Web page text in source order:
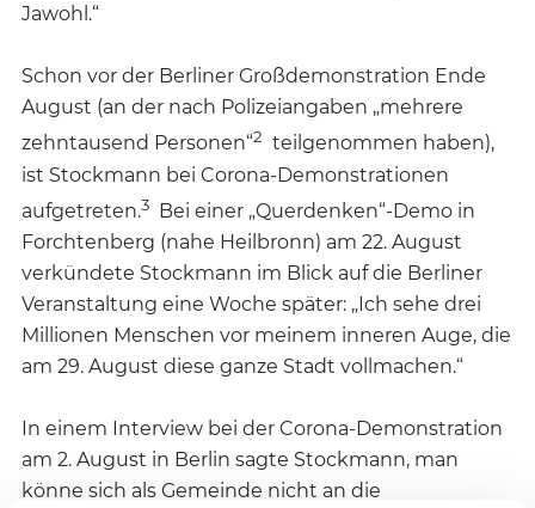
Jawohl.“
Schon vor der Berliner Großdemonstration Ende
August (an der nach Polizeiangaben „mehrere
zehntausend Personen“2 teilgenommen haben),
ist Stockmann bei Corona-Demonstrationen
aufgetreten.3 Bei einer „Querdenken“-Demo in
Forchtenberg (nahe Heilbronn) am 22. August
verkündete Stockmann im Blick auf die Berliner
Veranstaltung eine Woche später: „Ich sehe drei
Millionen Menschen vor meinem inneren Auge, die
am 29. August diese ganze Stadt vollmachen.“
In einem Interview bei der Corona-Demonstration
am 2. August in Berlin sagte Stockmann, man
könne sich als Gemeinde nicht an die